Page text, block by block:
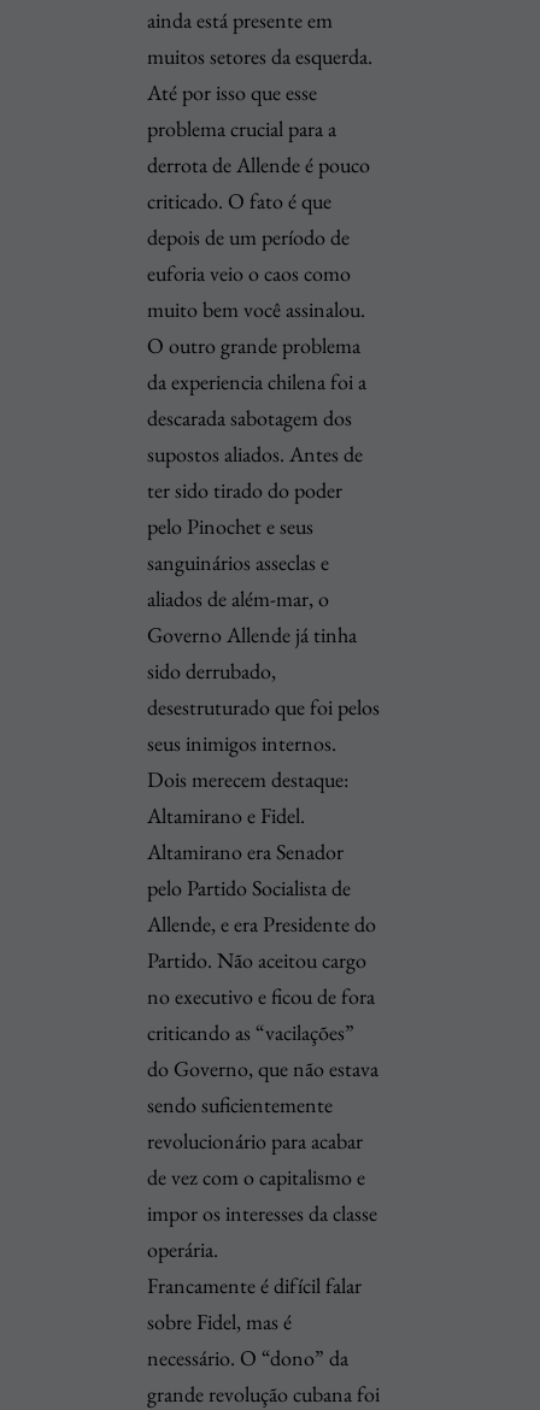
ainda está presente em
muitos setores da esquerda.
Até por isso que esse
problema crucial para a
derrota de Allende é pouco
criticado. O fato é que
depois de um período de
euforia veio o caos como
muito bem você assinalou.
O outro grande problema
da experiencia chilena foi a
descarada sabotagem dos
supostos aliados. Antes de
ter sido tirado do poder
pelo Pinochet e seus
sanguinários asseclas e
aliados de além-mar, o
Governo Allende já tinha
sido derrubado,
desestruturado que foi pelos
seus inimigos internos.
Dois merecem destaque:
Altamirano e Fidel.
Altamirano era Senador
pelo Partido Socialista de
Allende, e era Presidente do
Partido. Não aceitou cargo
no executivo e ficou de fora
criticando as “vacilações”
do Governo, que não estava
sendo suficientemente
revolucionário para acabar
de vez com o capitalismo e
impor os interesses da classe
operária.
Francamente é difícil falar
sobre Fidel, mas é
necessário. O “dono” da
grande revolução cubana foi